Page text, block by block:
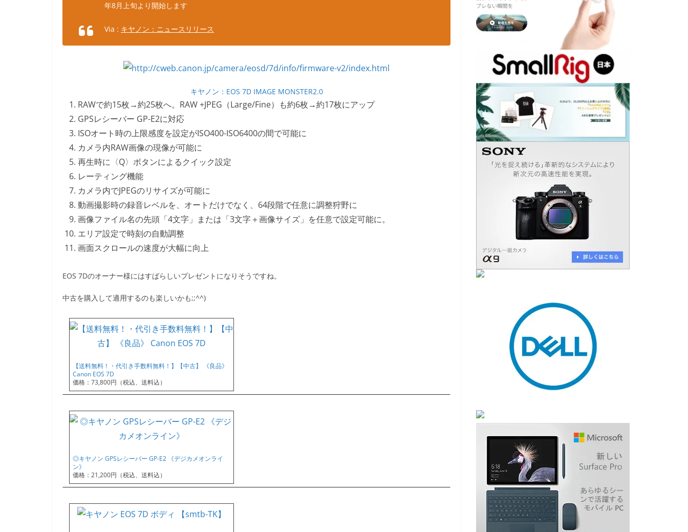
年8月上旬より開始します
Via : キヤノン：ニュースリリース
キヤノン：EOS 7D IMAGE MONSTER2.0
RAWで約15枚→約25枚へ。RAW +JPEG（Large/Fine）も約6枚→約17枚にアップ
GPSレシーバー GP-E2に対応
ISOオート時の上限感度を設定がISO400-ISO6400の間で可能に
カメラ内RAW画像の現像が可能に
再生時に〈Q〉ボタンによるクイック設定
レーティング機能
カメラ内でJPEGのリサイズが可能に
動画撮影時の録音レベルを、オートだけでなく、64段階で任意に調整狩野に
画像ファイル名の先頭「4文字」または「3文字＋画像サイズ」を任意で設定可能に。
エリア設定で時刻の自動調整
画面スクロールの速度が大幅に向上
EOS 7Dのオーナー様にはすばらしいプレゼントになりそうですね。
中古を購入して適用するのも楽しいかも;;^^)
【送料無料！・代引き手数料無料！】【中古】 《良品》
Canon EOS 7D
価格：73,800円（税込、送料込）
◎キヤノン GPSレシーバー GP-E2 《デジカメオンライ
ン》
価格：21,200円（税込、送料込）